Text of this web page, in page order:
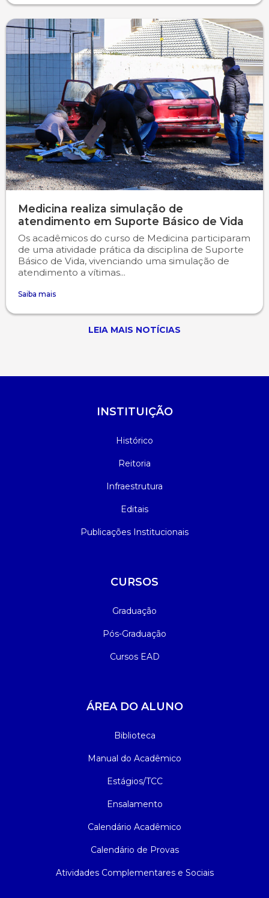
Medicina realiza simulação de
atendimento em Suporte Básico de Vida
Os acadêmicos do curso de Medicina participaram
de uma atividade prática da disciplina de Suporte
Básico de Vida, vivenciando uma simulação de
atendimento a vítimas...
Saiba mais
LEIA MAIS NOTÍCIAS
INSTITUIÇÃO
Histórico
Reitoria
Infraestrutura
Editais
Publicações Institucionais
CURSOS
Graduação
Pós-Graduação
Cursos EAD
ÁREA DO ALUNO
Biblioteca
Manual do Acadêmico
Estágios/TCC
Ensalamento
Calendário Acadêmico
Calendário de Provas
Atividades Complementares e Sociais